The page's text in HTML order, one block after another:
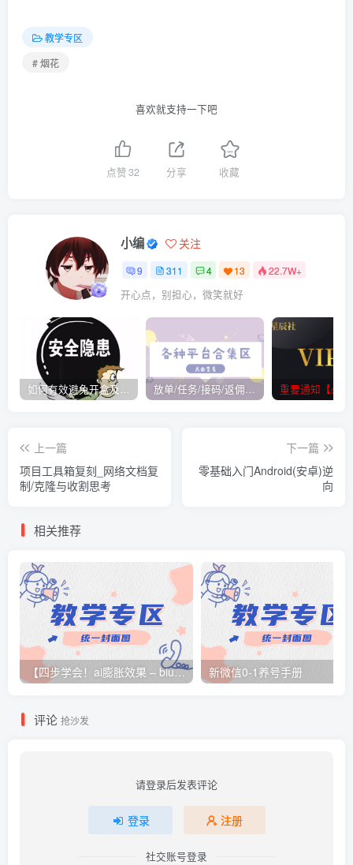
教学专区
# 烟花
喜欢就支持一下吧
点赞32 分享 收藏
小编 关注
9 311 4 13 22.7W+
开心点，别担心，微笑就好
如何有效避免开盒及开盒流程 放单/任务/接码/返佣/平台/合集 重要通知【必
上一篇
项目工具箱复刻_网络文档复
制/克隆与收割思考
下一篇
零基础入门Android(安卓)逆
向
相关推荐
【四步学会！ai膨胀效果 – biubiubiu | 小红书 – 你的生活指南 新微信0-1养号手册
评论 抢沙发
请登录后发表评论
登录 注册
社交账号登录